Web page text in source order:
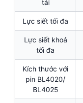
tải
Lực siết tối đa
Lực siết khoá
tối đa
Kích thước với
pin BL4020/
BL4025